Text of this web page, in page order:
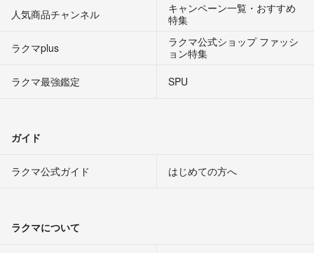
人気商品チャンネル
キャンペーン一覧・おすすめ
特集
ラクマplus
ラクマ公式ショップ ファッシ
ョン特集
ラクマ最強鑑定
SPU
ガイド
ラクマ公式ガイド はじめての方へ
ラクマについて